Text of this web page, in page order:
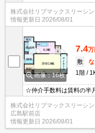
電停まで徒歩３分☆ネッ
れます☆２口キッチンや
ます☆彡
株式会社リブマックスリーシ
情報更新日 2026/08/01
画像：16枚
7.4万
敷
1階
☆仲介手数料は賃料の半
電停まで徒歩３分☆ネッ
れます☆２口キッチンや
ます☆彡
株式会社リブマックスリーシ
広島駅前店
情報更新日 2026/08/01